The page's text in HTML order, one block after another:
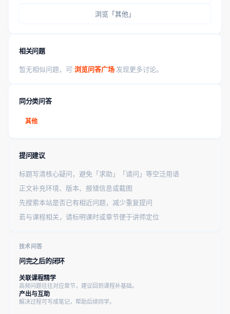
浏览「其他」
相关问题
暂无相似问题，可 浏览问答广场 发现更多讨论。
同分类问答
其他
提问建议
标题写清核心疑问，避免「求助」「请问」等空泛用语
正文补充环境、版本、报错信息或截图
先搜索本站是否已有相近问题，减少重复提问
若与课程相关，请标明课时或章节便于讲师定位
技术问答
问完之后的闭环
关联课程精学
高频问题往往对应章节，建议回到课程补基础。
产出与互助
解决过程可写成笔记，帮助后续同学。